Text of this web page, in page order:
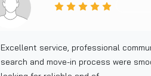
Excellent service, professional
search and move-in process were